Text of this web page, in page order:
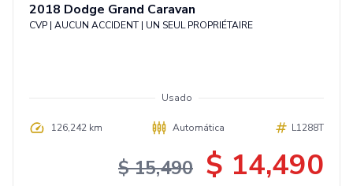
2018 Dodge Grand Caravan
CVP | AUCUN ACCIDENT | UN SEUL PROPRIÉTAIRE
Usado
126,242 km Automática L1288T
$ 15,490 $ 14,490